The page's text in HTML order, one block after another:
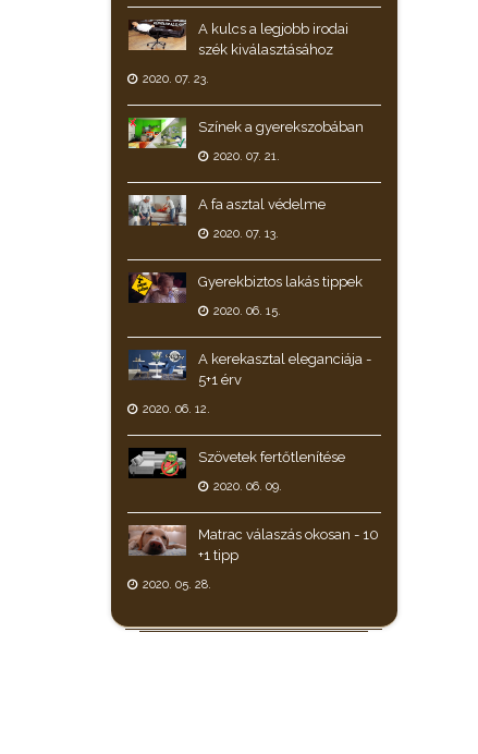
A kulcs a legjobb irodai
szék kiválasztásához
2020. 07. 23.
Színek a gyerekszobában
2020. 07. 21.
A fa asztal védelme
2020. 07. 13.
Gyerekbiztos lakás tippek
2020. 06. 15.
A kerekasztal eleganciája -
5+1 érv
2020. 06. 12.
Szövetek fertőtlenítése
2020. 06. 09.
Matrac válaszás okosan - 10
+1 tipp
2020. 05. 28.